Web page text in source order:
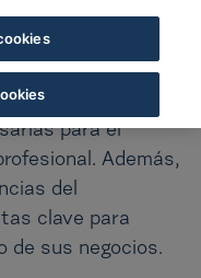
- Valencia
para que
las
para el
Además,
del
clave para
de sus negocios.